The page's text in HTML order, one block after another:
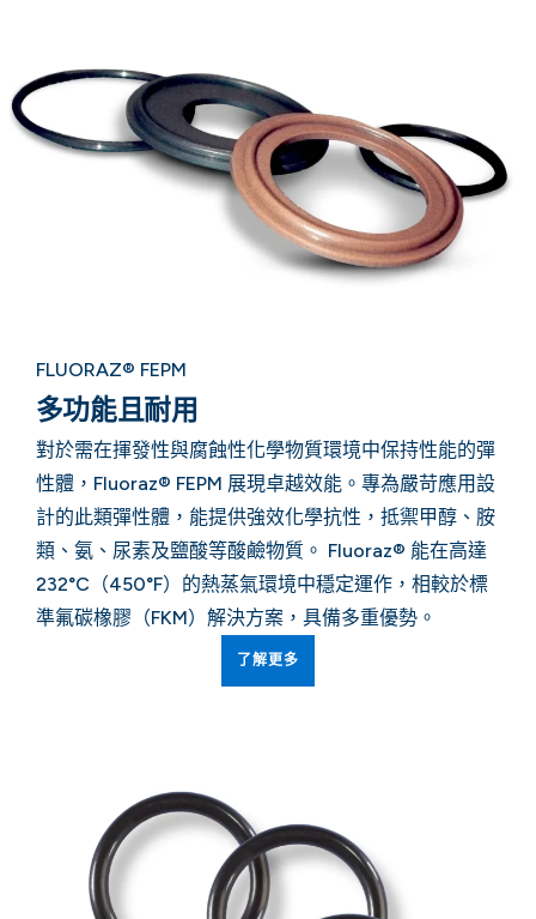
FLUORAZ® FEPM
多功能且耐用
對於需在揮發性與腐蝕性化學物質環境中保持性能的彈
性體，Fluoraz® FEPM 展現卓越效能。專為嚴苛應用設
計的此類彈性體，能提供強效化學抗性，抵禦甲醇、胺
類、氨、尿素及鹽酸等酸鹼物質。 Fluoraz® 能在高達
232°C（450°F）的熱蒸氣環境中穩定運作，相較於標
準氟碳橡膠（FKM）解決方案，具備多重優勢。
了解更多